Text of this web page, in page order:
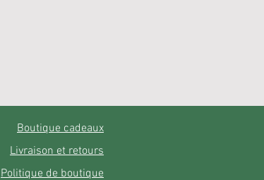
Boutique cadeaux
Livraison et retours
Politique de boutique